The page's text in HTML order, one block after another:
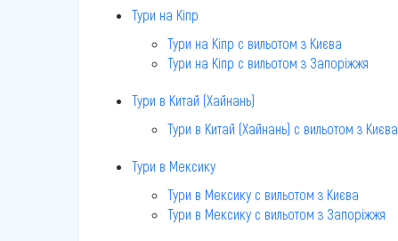
Тури на Кіпр
Тури на Кіпр c вильотом з Києва
Тури на Кіпр c вильотом з Запоріжжя
Тури в Китай (Хайнань)
Тури в Китай (Хайнань) c вильотом з Києва
Тури в Мексику
Тури в Мексику c вильотом з Києва
Тури в Мексику c вильотом з Запоріжжя